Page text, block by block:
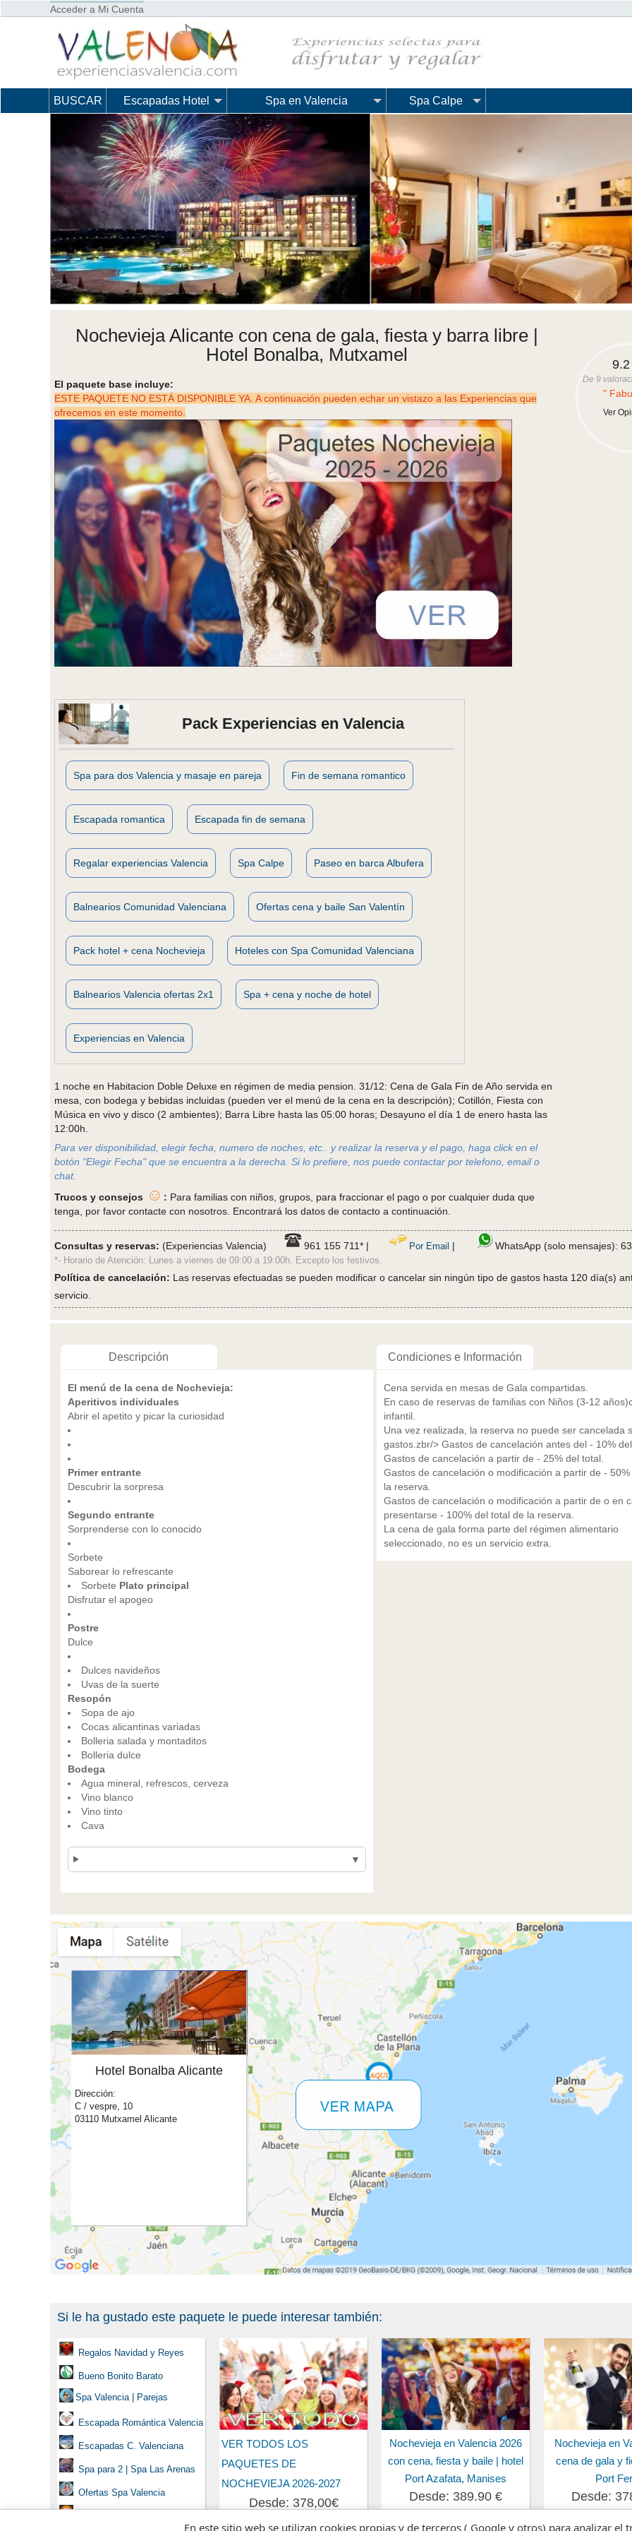
Acceder a Mi Cuenta
BUSCAR Escapadas Hotel Spa en Valencia Spa Calpe
Nochevieja Alicante con cena de gala, fiesta y barra libre |
Hotel Bonalba, Mutxamel
El paquete base incluye:
ESTE PAQUETE NO ESTÁ DISPONIBLE YA. A continuación pueden echar un vistazo a las Experiencias que
ofrecemos en este momento.
Pack Experiencias en Valencia
Spa para dos Valencia y masaje en pareja Fin de semana romantico
Escapada romantica Escapada fin de semana
Regalar experiencias Valencia Spa Calpe Paseo en barca Albufera
Balnearios Comunidad Valenciana Ofertas cena y baile San Valentín
Pack hotel + cena Nochevieja Hoteles con Spa Comunidad Valenciana
Balnearios Valencia ofertas 2x1 Spa + cena y noche de hotel
Experiencias en Valencia
1 noche en Habitacion Doble Deluxe en régimen de media pension. 31/12: Cena de Gala Fin de Año servida en
mesa, con bodega y bebidas incluidas (pueden ver el menú de la cena en la descripción); Cotillón, Fiesta con
Música en vivo y disco (2 ambientes); Barra Libre hasta las 05:00 horas; Desayuno el día 1 de enero hasta las
12:00h.
Para ver disponibilidad, elegir fecha, numero de noches, etc.. y realizar la reserva y el pago, haga click en el
botón "Elegir Fecha" que se encuentra a la derecha. Si lo prefiere, nos puede contactar por telefono, email o
chat.
Trucos y consejos ☺ : Para familias con niños, grupos, para fraccionar el pago o por cualquier duda que
tenga, por favor contacte con nosotros. Encontrará los datos de contacto a continuación.
9.2
De 9
"
Ver
Consultas y reservas: (Experiencias Valencia) 961 155 711* | Por Email | WhatsApp (solo mensajes):
*- Horario de Atención: Lunes a viernes de 09:00 a 19:00h. Excepto los festivos.
Política de cancelación: Las reservas efectuadas se pueden modificar o cancelar sin ningún tipo de gastos hasta 120 día(s)
servicio.
Descripción Condiciones e Información
El menú de la cena de Nochevieja:
Aperitivos individuales
Abrir el apetito y picar la curiosidad
Primer entrante
Descubrir la sorpresa
Segundo entrante
Sorprenderse con lo conocido
Sorbete
Saborear lo refrescante
Sorbete Plato principal
Disfrutar el apogeo
Postre
Dulce
Dulces navideños
Uvas de la suerte
Resopón
Sopa de ajo
Cocas alicantinas variadas
Bolleria salada y montaditos
Bolleria dulce
Bodega
Agua mineral, refrescos, cerveza
Vino blanco
Vino tinto
Cava
Cena servida en mesas de Gala compartidas.
En caso de reservas de familias con Niños (3-12
infantil.
Una vez realizada, la reserva no puede ser cancelada
gastos.zbr/> Gastos de cancelación antes del - 10% del
Gastos de cancelación a partir de - 25% del total.
Gastos de cancelación o modificación a partir de -
la reserva.
Gastos de cancelación o modificación a partir de o en
presentarse - 100% del total de la reserva.
La cena de gala forma parte del régimen alimentario
seleccionado, no es un servicio extra.
Hotel Bonalba Alicante
Dirección:
C / vespre, 10
03110 Mutxamel Alicante
Si le ha gustado este paquete le puede interesar también:
Regalos Navidad y Reyes
Bueno Bonito Barato
Spa Valencia | Parejas
Escapada Romántica Valencia
Escapadas C. Valenciana
Spa para 2 | Spa Las Arenas
Ofertas Spa Valencia
VER TODOS LOS
PAQUETES DE
NOCHEVIEJA 2026-2027
Desde: 378,00€
Nochevieja en Valencia 2026
con cena, fiesta y baile | hotel
Port Azafata, Manises
Desde: 389.90 €
Nochevieja en
cena de gala y
Port
Desde:
En este sitio web se utilizan cookies propias y de terceros ( Google y otros) para analizar